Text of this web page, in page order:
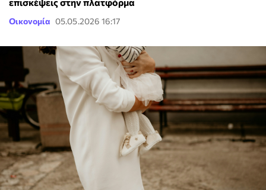
Οικονομία 05.05.2026 16:17